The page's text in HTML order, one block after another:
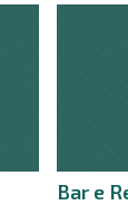
Bar e